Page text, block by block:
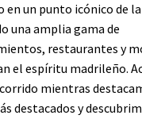
en un punto icónico de la
una amplia gama de
restaurantes y
el espíritu madrileño.
mientras
destacados y